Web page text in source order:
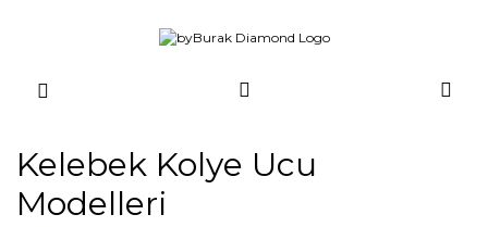
Kelebek Kolye Ucu
Modelleri